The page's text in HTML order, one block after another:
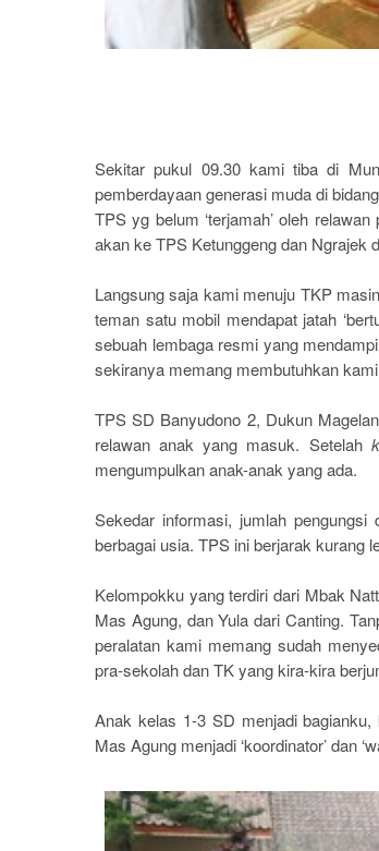
Sekitar pukul 09.30 kami tiba di
pemberdayaan generasi muda di
TPS yg belum ‘terjamah’ oleh
akan ke TPS Ketunggeng dan Ngrajek
Langsung saja kami menuju TKP
teman satu mobil mendapat jatah
sebuah lembaga resmi yang
sekiranya memang membutuhkan
TPS SD Banyudono 2, Dukun
relawan anak yang masuk. Setelah
mengumpulkan anak-anak yang ada.
Sekedar informasi, jumlah
berbagai usia. TPS ini berjarak kurang
Kelompokku yang terdiri dari Mbak
Mas Agung, dan Yula dari Canting.
peralatan kami memang sudah
pra-sekolah dan TK yang kira-kira
Anak kelas 1-3 SD menjadi
Mas Agung menjadi ‘koordinator’ dan